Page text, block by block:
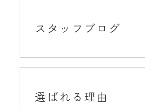
スタッフブログ
選ばれる理由